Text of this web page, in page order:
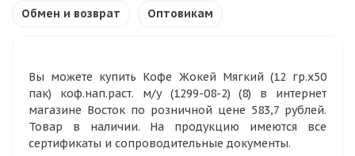
Обмен и возврат Оптовикам
Вы можете купить Кофе Жокей Мягкий (12 гр.х50
пак) коф.нап.раст. м/у (1299-08-2) (8) в интернет
магазине Восток по розничной цене 583,7 рублей.
Товар в наличии. На продукцию имеются все
сертификаты и сопроводительные документы.